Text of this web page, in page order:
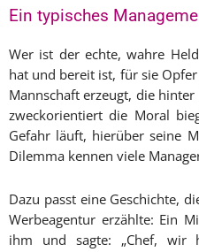
Ein typisches
Wer ist der echte, wahre
hat und bereit ist, für sie
Mannschaft erzeugt, die
zweckorientiert die Moral
Gefahr läuft, hierüber seine
Dilemma kennen viele
Dazu passt eine Geschichte,
Werbeagentur erzählte: Ein
ihm und sagte: „Chef, wir